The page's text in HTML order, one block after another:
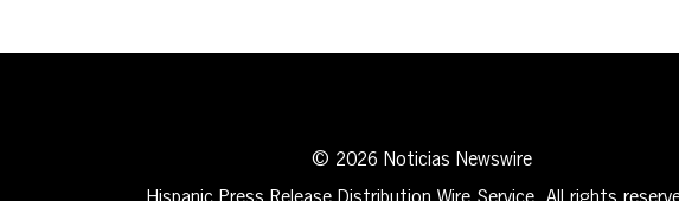
© 2026 Noticias Newswire